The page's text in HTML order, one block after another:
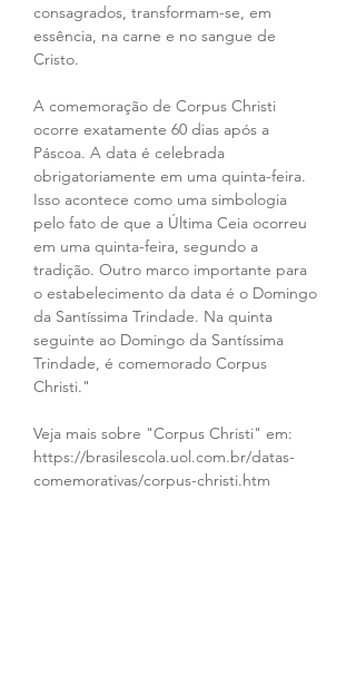
consagrados, transformam-se, em
essência, na carne e no sangue de
Cristo.
A comemoração de Corpus Christi
ocorre exatamente 60 dias após a
Páscoa. A data é celebrada
obrigatoriamente em uma quinta-feira.
Isso acontece como uma simbologia
pelo fato de que a Última Ceia ocorreu
em uma quinta-feira, segundo a
tradição. Outro marco importante para
o estabelecimento da data é o Domingo
da Santíssima Trindade. Na quinta
seguinte ao Domingo da Santíssima
Trindade, é comemorado Corpus
Christi."
Veja mais sobre "Corpus Christi" em:
https://brasilescola.uol.com.br/datas-
comemorativas/corpus-christi.htm